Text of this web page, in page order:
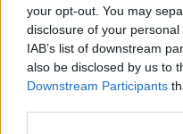
your opt-out. You may
disclosure of your
IAB’s list of downstream
also be disclosed by us to
Downstream Participants
przysporzył mu
jak i czytelników.
października 1849
stanie delirium.